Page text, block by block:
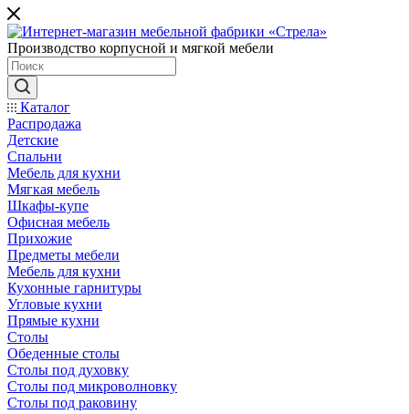
Производство корпусной и мягкой мебели
Каталог
Распродажа
Детские
Спальни
Мебель для кухни
Мягкая мебель
Шкафы-купе
Офисная мебель
Прихожие
Предметы мебели
Мебель для кухни
Кухонные гарнитуры
Угловые кухни
Прямые кухни
Столы
Обеденные столы
Столы под духовку
Столы под микроволновку
Столы под раковину